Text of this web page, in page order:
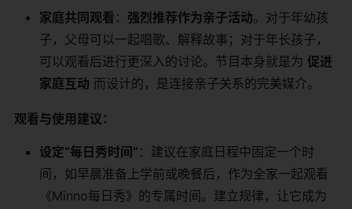
家庭共同观看 ： 强烈推荐作为亲子活动。对于年幼孩
子，父母可以一起唱歌、解释故事；对于年长孩子，
可以观看后进行更深入的讨论。节目本身就是为 促进
家庭互动 ​ 而设计的，是连接亲子关系的完美媒介。
观看与使用建议：
设定“每日秀时间” ：建议在家庭日程中固定一个时
间，如早晨准备上学前或晚餐后，作为全家一起观看
《Minno每日秀》的专属时间。建立规律，让它成为